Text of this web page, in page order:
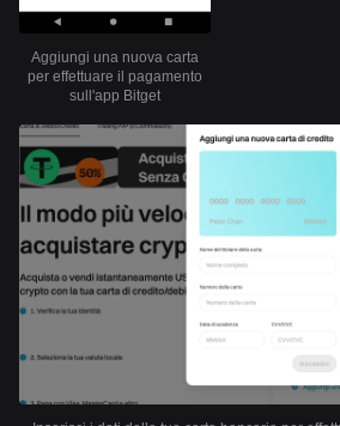
Aggiungi una nuova carta
per effettuare il pagamento
sull'app Bitget